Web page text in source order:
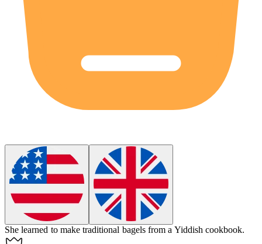
She learned to make traditional bagels from a Yiddish cookbook.